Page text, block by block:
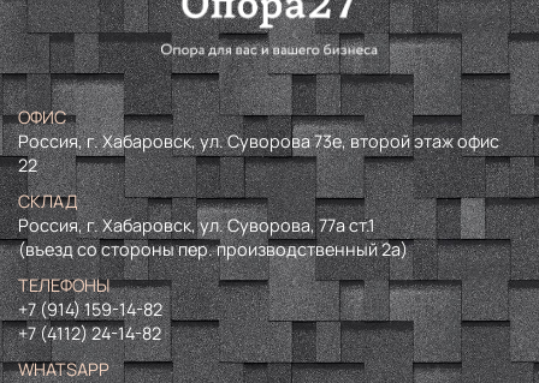
ОФИС
Россия, г. Хабаровск, ул. Суворова 73е, второй этаж офис
22
СКЛАД
Россия, г. Хабаровск, ул. Суворова, 77а ст.1
(въезд со стороны пер. производственный 2а)
ТЕЛЕФОНЫ
+7 (914) 159-14-82
+7 (4112) 24-14-82
WHATSAPP